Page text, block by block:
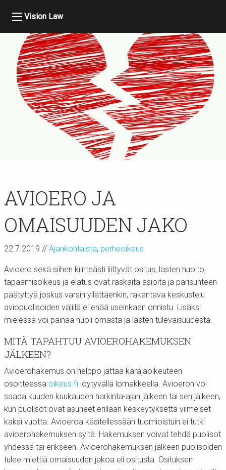
Vision Law
AVIOERO JA
OMAISUUDEN JAKO
22.7.2019 // Ajankohtaista, perheoikeus
Avioero sekä siihen kiinteästi liittyvät ositus, lasten huolto,
tapaamisoikeus ja elatus ovat raskaita asioita ja parisuhteen
päätyttyä joskus varsin yllättäenkin, rakentava keskustelu
aviopuolisoiden välillä ei enää useinkaan onnistu. Lisäksi
mielessä voi painaa huoli omasta ja lasten tulevaisuudesta.
MITÄ TAPAHTUU AVIOEROHAKEMUKSEN
JÄLKEEN?
Avioerohakemus on helppo jättää käräjäoikeuteen
osoitteessa oikeus.fi löytyvällä lomakkeella. Avioeron voi
saada kuuden kuukauden harkinta-ajan jälkeen tai sen jälkeen,
kun puolisot ovat asuneet erillään keskeytyksettä viimeiset
kaksi vuotta. Avioeroa käsitellessään tuomioistuin ei tutki
avioerohakemuksen syitä. Hakemuksen voivat tehdä puolisot
yhdessä tai erikseen. Avioerohakemuksen jälkeen puolisoiden
tulee miettiä omaisuuden jakoa eli ositusta. Osituksen